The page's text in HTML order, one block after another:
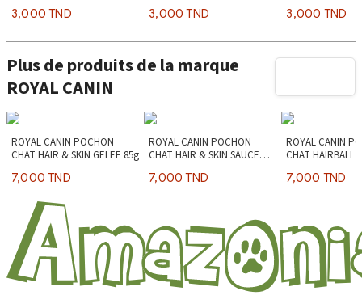
3,000 TND
3,000 TND
3,000 TND
Plus de produits de la marque
ROYAL CANIN
ROYAL CANIN POCHON
CHAT HAIR & SKIN GELEE 85g
7,000 TND
ROYAL CANIN POCHON
CHAT HAIR & SKIN SAUCE
7,000 TND
ROYAL CANIN
CHAT HAIRBALL
7,000 TND